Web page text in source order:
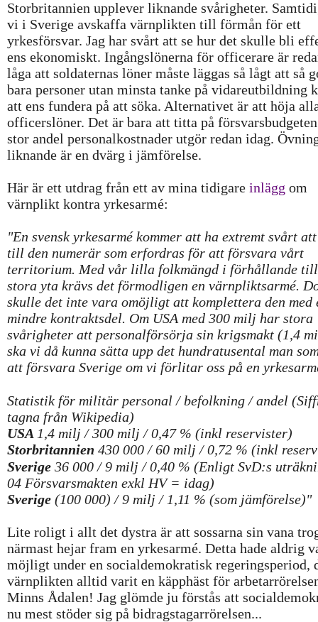
Storbritannien upplever liknande svårigheter.
vi i Sverige avskaffa värnplikten till förmån för ett
yrkesförsvar. Jag har svårt att se hur det skulle bli
ens ekonomiskt. Ingångslönerna för officerare är
låga att soldaternas löner måste läggas så lågt att så
bara personer utan minsta tanke på vidareutbildning
att ens fundera på att söka. Alternativet är att höja
officerslöner. Det är bara att titta på
stor andel personalkostnader utgör redan idag.
liknande är en dvärg i jämförelse.
Här är ett utdrag från ett av mina tidigare inlägg om
värnplikt kontra yrkesarmé:
"En svensk yrkesarmé kommer att ha extremt svårt
till den numerär som erfordras för att försvara vårt
territorium. Med vår lilla folkmängd i förhållande
stora yta krävs det förmodligen en värnpliktsarmé.
skulle det inte vara omöjligt att komplettera den med
mindre kontraktsdel. Om USA med 300 milj har stora
svårigheter att personalförsörja sin krigsmakt (1,4
ska vi då kunna sätta upp det hundratusental man
att försvara Sverige om vi förlitar oss på en
Statistik för militär personal / befolkning / andel
tagna från Wikipedia)
USA 1,4 milj / 300 milj / 0,47 % (inkl reservister)
Storbritannien 430 000 / 60 milj / 0,72 % (inkl
Sverige 36 000 / 9 milj / 0,40 % (Enligt SvD:s
04 Försvarsmakten exkl HV = idag)
Sverige (100 000) / 9 milj / 1,11 % (som jämförelse)"
Lite roligt i allt det dystra är att sossarna sin vana
närmast hejar fram en yrkesarmé. Detta hade aldrig
möjligt under en socialdemokratisk regeringsperiod,
värnplikten alltid varit en käpphäst för
Minns Ådalen! Jag glömde ju förstås att
nu mest stöder sig på bidragstagarrörelsen...